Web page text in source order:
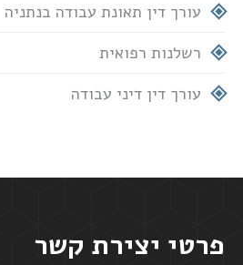
עורך דין תאונת עבודה בנתניה
רשלנות רפואית
עורך דין דיני עבודה
פרטי יצירת קשר